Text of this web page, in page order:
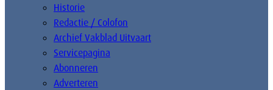
Historie
Redactie / Colofon
Archief Vakblad Uitvaart
Servicepagina
Abonneren
Adverteren